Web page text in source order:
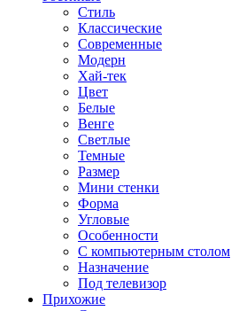
Стиль
Классические
Современные
Модерн
Хай-тек
Цвет
Белые
Венге
Светлые
Темные
Размер
Мини стенки
Форма
Угловые
Особенности
С компьютерным столом
Назначение
Под телевизор
Прихожие